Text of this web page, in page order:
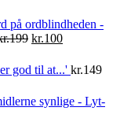
på ordblindheden -
199 Den
pris
var:
kr.199.
kr.100Den
pris
er:
kr.100.
god til at...' kr.149
synlige - Lyt-